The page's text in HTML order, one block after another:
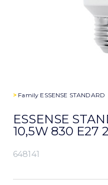
> Family ESSENSE STANDARD
ESSENSE
10,5W 830 E27
648141